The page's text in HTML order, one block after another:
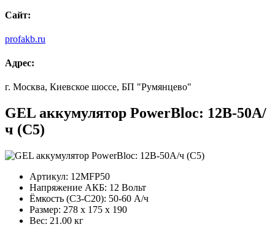
Сайт:
profakb.ru
Адрес:
г. Москва, Киевское шоссе, БП "Румянцево"
GEL аккумулятор PowerBloc: 12В-50А/
ч (С5)
Артикул: 12MFP50
Напряжение АКБ: 12 Вольт
Ёмкость (С3-С20): 50-60 А/ч
Размер: 278 x 175 x 190
Вес: 21.00 кг